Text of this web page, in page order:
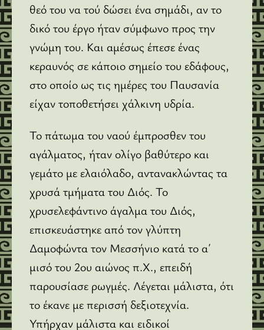
θεό του να τού δώσει ένα σημάδι, αν το
δικό του έργο ήταν σύμφωνο προς την
γνώμη του. Και αμέσως έπεσε ένας
κεραυνός σε κάποιο σημείο του εδάφους,
στο οποίο ως τις ημέρες του Παυσανία
είχαν τοποθετήσει χάλκινη υδρία.
Το πάτωμα του ναού έμπροσθεν του
αγάλματος, ήταν ολίγο βαθύτερο και
γεμάτο με ελαιόλαδο, αντανακλώντας τα
χρυσά τμήματα του Διός. Το
χρυσελεφάντινο άγαλμα του Διός,
επισκευάστηκε από τον γλύπτη
Δαμοφώντα τον Μεσσήνιο κατά το α΄
μισό του 2ου αιώνος π.Χ., επειδή
παρουσίασε ρωγμές. Λέγεται μάλιστα, ότι
το έκανε με περισσή δεξιοτεχνία.
Υπήρχαν μάλιστα και ειδικοί